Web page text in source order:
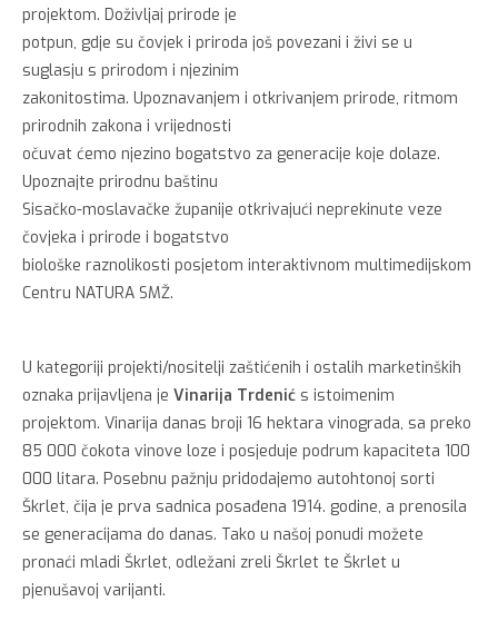
projektom. Doživljaj prirode je
potpun, gdje su čovjek i priroda još povezani i živi se u
suglasju s prirodom i njezinim
zakonitostima. Upoznavanjem i otkrivanjem prirode, ritmom
prirodnih zakona i vrijednosti
očuvat ćemo njezino bogatstvo za generacije koje dolaze.
Upoznajte prirodnu baštinu
Sisačko-moslavačke županije otkrivajući neprekinute veze
čovjeka i prirode i bogatstvo
biološke raznolikosti posjetom interaktivnom multimedijskom
Centru NATURA SMŽ.
U kategoriji projekti/nositelji zaštićenih i ostalih marketinških
oznaka prijavljena je Vinarija Trdenić s istoimenim
projektom. Vinarija danas broji 16 hektara vinograda, sa preko
85 000 čokota vinove loze i posjeduje podrum kapaciteta 100
000 litara. Posebnu pažnju pridodajemo autohtonoj sorti
Škrlet, čija je prva sadnica posađena 1914. godine, a prenosila
se generacijama do danas. Tako u našoj ponudi možete
pronaći mladi Škrlet, odležani zreli Škrlet te Škrlet u
pjenušavoj varijanti.